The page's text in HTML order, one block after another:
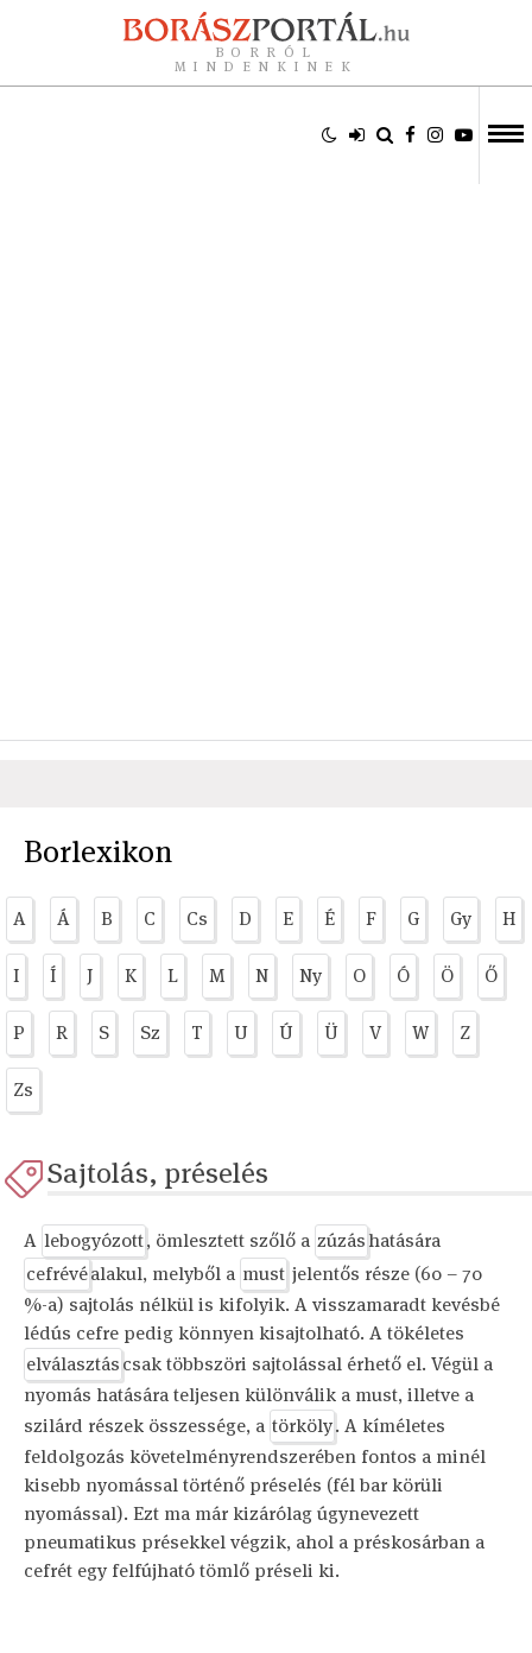
BORRÓL
MINDENKINEK
Borlexikon
A Á B C Cs D E É F G Gy H
I Í J K L M N Ny O Ó Ö Ő
P R S Sz T U Ú Ü V W Z
Zs
Sajtolás, préselés
A lebogyózott, ömlesztett szőlő a zúzáshatására
cefrévéalakul, melyből a must jelentős része (60 – 70
%-a) sajtolás nélkül is kifolyik. A visszamaradt kevésbé
lédús cefre pedig könnyen kisajtolható. A tökéletes
elválasztáscsak többszöri sajtolással érhető el. Végül a
nyomás hatására teljesen különválik a must, illetve a
szilárd részek összessége, a törköly. A kíméletes
feldolgozás követelményrendszerében fontos a minél
kisebb nyomással történő préselés (fél bar körüli
nyomással). Ezt ma már kizárólag úgynevezett
pneumatikus présekkel végzik, ahol a préskosárban a
cefrét egy felfújható tömlő préseli ki.